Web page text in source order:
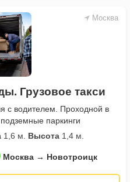
Москва
Грузовое такси
с водителем. Проходной в
паркинги
1,6 м. Высота1,4 м.
Москва → Новотроицк